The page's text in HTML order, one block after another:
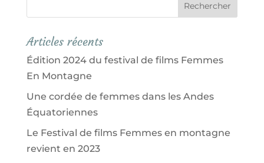
Articles récents
Édition 2024 du festival de films Femmes
En Montagne
Une cordée de femmes dans les Andes
Équatoriennes
Le Festival de films Femmes en montagne
revient en 2023